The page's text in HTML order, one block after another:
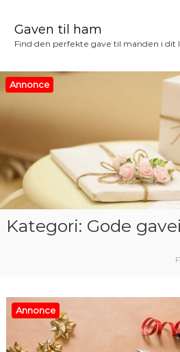
n
h
l
Gaven til ham
Find den perfekte gave til manden i dit
Annonce
Kategori: Gode
Annonce